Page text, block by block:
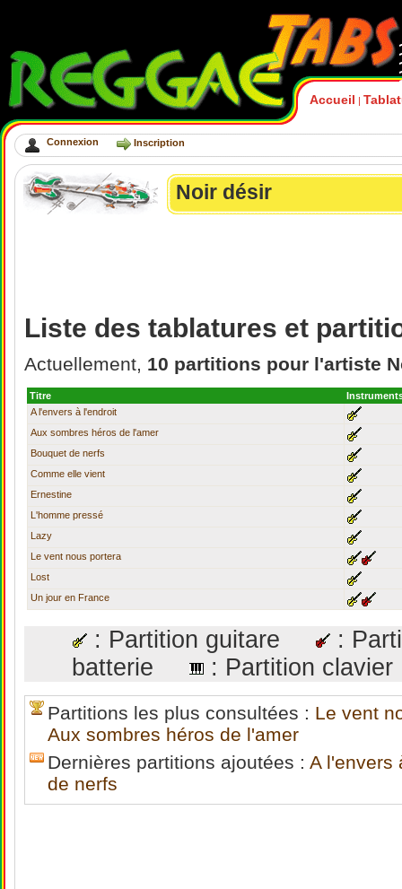
Accueil |
Connexion Inscription
Noir désir
Liste des tablatures et
Actuellement, 10 partitions pour l'artiste
Titre
A l'envers à l'endroit
Aux sombres héros de l'amer
Bouquet de nerfs
Comme elle vient
Ernestine
L'homme pressé
Lazy
Le vent nous portera
Lost
Un jour en France
: Partition guitare
:
batterie
: Partition
Partitions les plus consultées : Le vent
Aux sombres héros de l'amer
Dernières partitions ajoutées : A l'envers
de nerfs